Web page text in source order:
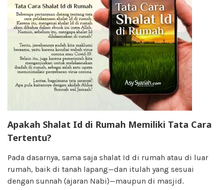
Apakah Shalat Id di Rumah Memiliki Tata Cara
Tertentu?
Pada dasarnya, sama saja shalat Id di rumah atau di luar
rumah, baik di tanah lapang—dan itulah yang sesuai
dengan sunnah (ajaran Nabi)—maupun di masjid.